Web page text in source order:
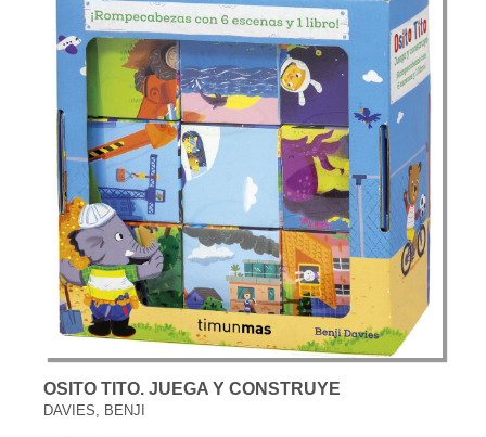
OSITO TITO. JUEGA Y CONSTRUYE
DAVIES, BENJI